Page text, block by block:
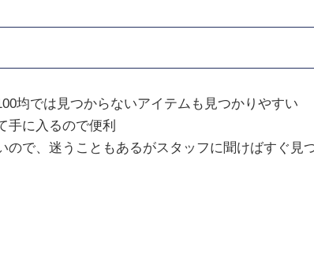
均では見つからないアイテムも見つかりやすい
手に入るので便利
ので、迷うこともあるがスタッフに聞けばすぐ見